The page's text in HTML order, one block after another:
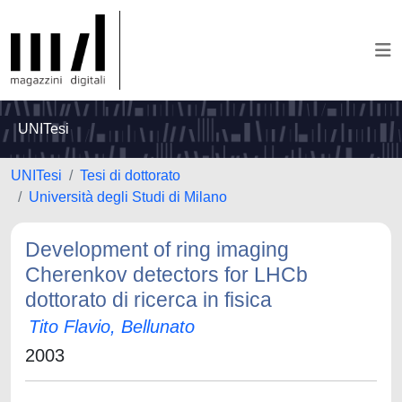
UNITesi
UNITesi
Tesi di dottorato
Università degli Studi di Milano
Development of ring imaging
Cherenkov detectors for LHCb
dottorato di ricerca in fisica
Tito Flavio, Bellunato
2003